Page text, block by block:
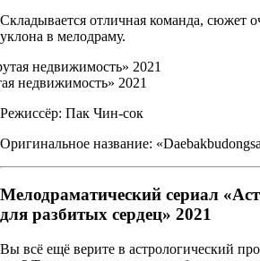
Складывается отличная команда, сюжет
уклона в мелодраму.
недвижимость» 2021
Режиссёр: Пак Чин-сок
Оригинальное название:
Мелодраматический сериал
для разбитых сердец» 2021
Вы всё ещё верите в астрологический